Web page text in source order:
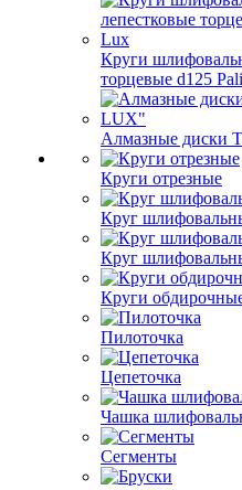
Круги
торцевые d125
Алмазные диски
Круги отрезные
Круг
Круг
Круги
Пилоточка
Цепеточка
Чашка
Сегменты